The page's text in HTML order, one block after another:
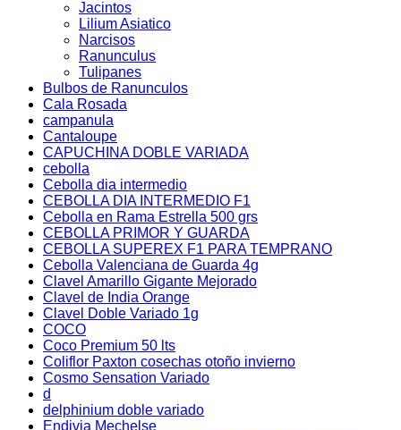
Jacintos
Lilium Asiatico
Narcisos
Ranunculus
Tulipanes
Bulbos de Ranunculos
Cala Rosada
campanula
Cantaloupe
CAPUCHINA DOBLE VARIADA
cebolla
Cebolla dia intermedio
CEBOLLA DIA INTERMEDIO F1
Cebolla en Rama Estrella 500 grs
CEBOLLA PRIMOR Y GUARDA
CEBOLLA SUPEREX F1 PARA TEMPRANO
Cebolla Valenciana de Guarda 4g
Clavel Amarillo Gigante Mejorado
Clavel de India Orange
Clavel Doble Variado 1g
COCO
Coco Premium 50 lts
Coliflor Paxton cosechas otoño invierno
Cosmo Sensation Variado
d
delphinium doble variado
Endivia Mechelse